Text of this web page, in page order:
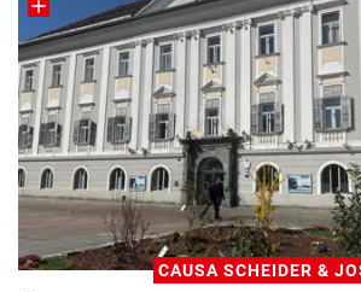
CAUSA SCHEIDER &